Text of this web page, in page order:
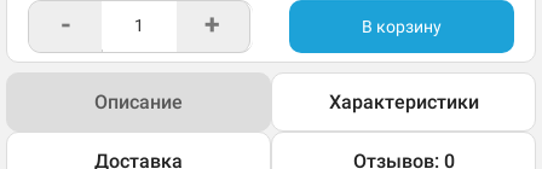
- + В корзину
Описание Характеристики
Доставка Отзывов: 0